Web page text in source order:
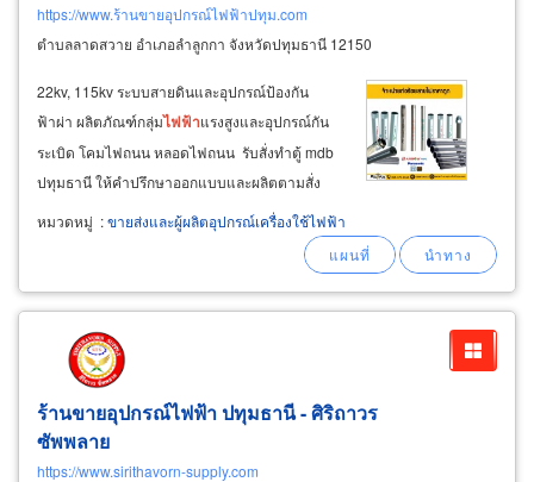
https://www.ร้านขายอุปกรณ์ไฟฟ้าปทุม.com
ตำบลลาดสวาย อำเภอลำลูกกา จังหวัดปทุมธานี 12150
22kv, 115kv ระบบสายดินและอุปกรณ์ป้องกัน
ฟ้าผ่า ผลิตภัณฑ์กลุ่มไฟฟ้าแรงสูงและอุปกรณ์กัน
ระเบิด โคมไฟถนน หลอดไฟถนน รับสั่งทำตู้ mdb
ปทุมธานี ให้คำปรึกษาออกแบบและผลิตตามสั่ง
พร้อมงานติดตั้งตู้คอนโทรลด้วยทีมงานที่เชี่ยวชาญ
อุปกรณ์คุณภาพได้
มาตรฐานสากลทุกชิ้น รับประกันสินค้าและรับ
ประกันผลงานการติดตั้ง
หมวดหมู่ :ขายส่งและผู้ผลิตอุปกรณ์เครื่องใช้ไฟฟ้า
ร้านขายอุปกรณ์ไฟฟ้า ปทุมธานี - ศิริถาวร
ซัพพลาย
https://www.sirithavorn-supply.com